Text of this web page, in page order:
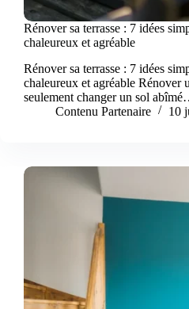
Rénover sa terrasse : 7 idées
chaleureux et agréable
Rénover sa terrasse : 7 idées
chaleureux et agréable Rénover
seulement changer un sol
Contenu Partenaire
10